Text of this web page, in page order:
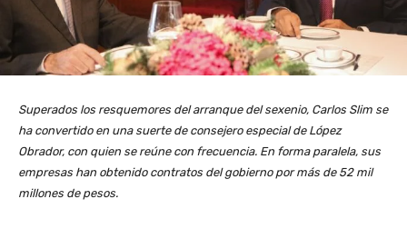
Superados los resquemores del arranque del sexenio, Carlos Slim se
ha convertido en una suerte de consejero especial de López
Obrador, con quien se reúne con frecuencia. En forma paralela, sus
empresas han obtenido contratos del gobierno por más de 52 mil
millones de pesos.